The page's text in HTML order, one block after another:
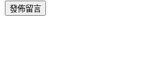
發佈留言